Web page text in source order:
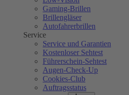
Gaming-Brillen
Brillengläser
Autofahrerbrillen
Service
Service und Garantien
Kostenloser Sehtest
Führerschein-Sehtest
Augen-Check-Up
Cookies-Club
Auftragsstatus